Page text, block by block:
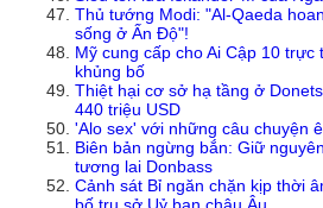
Thủ tướng Modi: "Al-Qaeda
sống ở Ấn Độ"!
Mỹ cung cấp cho Ai Cập 10 trực
khủng bố
Thiệt hại cơ sở hạ tầng ở
440 triệu USD
'Alo sex' với những câu chuyện
Biên bản ngừng bắn: Giữ
tương lai Donbass
Cảnh sát Bỉ ngăn chặn kịp thời